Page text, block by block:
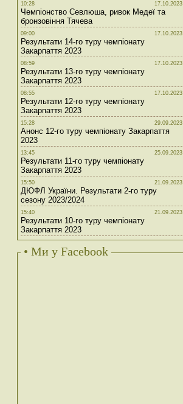
10:28 17.10.2023
Чемпіонство Севлюша, ривок Медеї та
бронзовіння Тячева
09:00 17.10.2023
Результати 14-го туру чемпіонату
Закарпаття 2023
08:59 17.10.2023
Результати 13-го туру чемпіонату
Закарпаття 2023
08:55 17.10.2023
Результати 12-го туру чемпіонату
Закарпаття 2023
15:28 29.09.2023
Анонс 12-го туру чемпіонату Закарпаття
2023
13:45 25.09.2023
Результати 11-го туру чемпіонату
Закарпаття 2023
15:50 21.09.2023
ДЮФЛ України. Результати 2-го туру
сезону 2023/2024
15:40 21.09.2023
Результати 10-го туру чемпіонату
Закарпаття 2023
• Ми у Facebook